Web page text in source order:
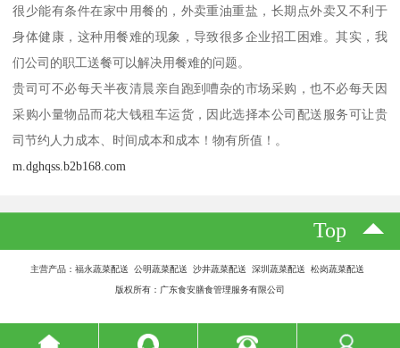
很少能有条件在家中用餐的，外卖重油重盐，长期点外卖又不利于
身体健康，这种用餐难的现象，导致很多企业招工困难。其实，我
们公司的职工送餐可以解决用餐难的问题。
贵司可不必每天半夜清晨亲自跑到嘈杂的市场采购，也不必每天因
采购小量物品而花大钱租车运货，因此选择本公司配送服务可让贵
司节约人力成本、时间成本和成本！物有所值！。
m.dghqss.b2b168.com
Top
主营产品：福永蔬菜配送 公明蔬菜配送 沙井蔬菜配送 深圳蔬菜配送 松岗蔬菜配送
版权所有：广东食安膳食管理服务有限公司